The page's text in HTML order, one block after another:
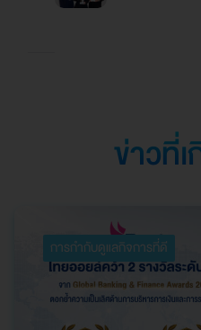
ข่าวที่
การกำกับดูแลกิจการที่ดี